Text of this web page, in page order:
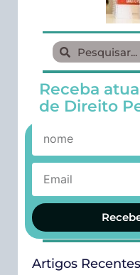
Receba
de Direito
Artigos Recentes